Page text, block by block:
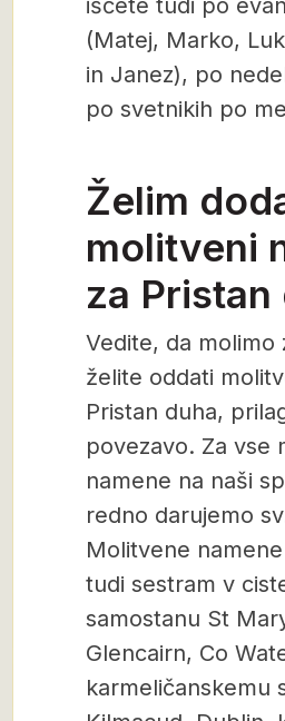
iščete tudi po
(Matej, Marko,
in Janez), po
po svetnikih po
Želim
molitveni
za Pristan
Vedite, da molimo
želite oddati
Pristan duha,
povezavo. Za vse
namene na naši
redno darujemo
Molitvene
tudi sestram v
samostanu St
Glencairn, Co
karmeličanskemu